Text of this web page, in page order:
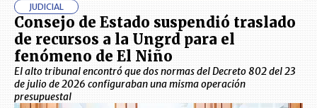
JUDICIAL
Consejo de Estado suspendió traslado
de recursos a la Ungrd para el
fenómeno de El Niño
El alto tribunal encontró que dos normas del Decreto 802 del 23
de julio de 2026 configuraban una misma operación
presupuestal